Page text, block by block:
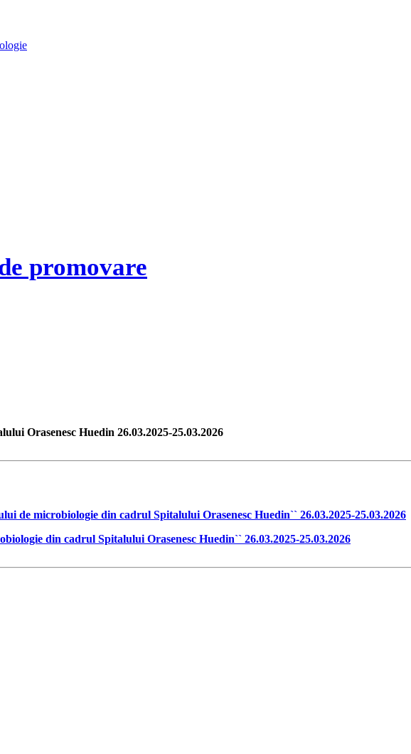
promovare
Orasenesc Huedin 26.03.2025-25.03.2026
de microbiologie din cadrul Spitalului Orasenesc Huedin`` 26.03.2025-25.03.2026
din cadrul Spitalului Orasenesc Huedin`` 26.03.2025-25.03.2026